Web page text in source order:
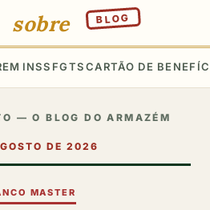
sobre BLOG
INSS FGTSCARTÃO DE
— O BLOG DO ARMAZÉM
DE 2026
MASTER